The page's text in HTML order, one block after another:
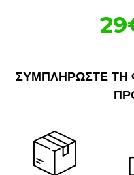
ΣΥΜΠΛΗΡΩΣΤΕ ΤΗ